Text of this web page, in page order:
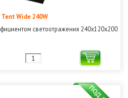
Tent Wide 240W
светоотражения 240х120х200